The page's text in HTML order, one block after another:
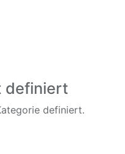
definiert
definiert.